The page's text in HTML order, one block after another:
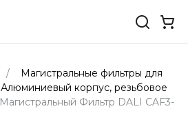
Магистральные фильтры для
Алюминиевый корпус, резьбовое
Магистральный Фильтр DALI CAF3-